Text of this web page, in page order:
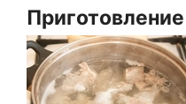
Приготовление